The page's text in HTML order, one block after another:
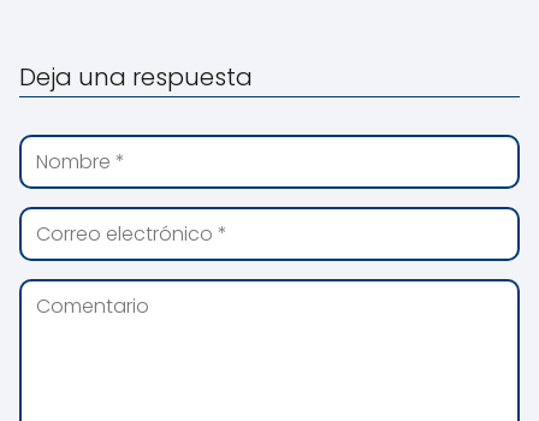
Deja una respuesta